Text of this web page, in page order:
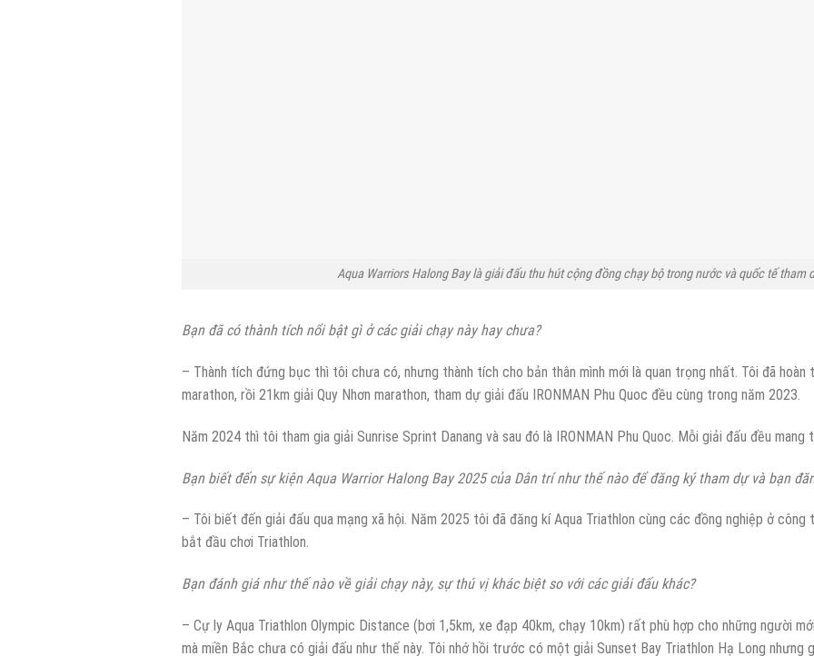
Aqua Warriors Halong Bay là giải đấu thu hút cộng đồng chạy bộ trong nước và quốc tế tham
Bạn đã có thành tích nổi bật gì ở các giải chạy này hay chưa?
– Thành tích đứng bục thì tôi chưa có, nhưng thành tích cho bản thân mình mới là quan trọng nhất. Tôi đã hoàn
marathon, rồi 21km giải Quy Nhơn marathon, tham dự giải đấu IRONMAN Phu Quoc đều cùng trong năm 2023.
Năm 2024 thì tôi tham gia giải Sunrise Sprint Danang và sau đó là IRONMAN Phu Quoc. Mỗi giải đấu đều
Bạn biết đến sự kiện Aqua Warrior Halong Bay 2025 của Dân trí như thế nào để đăng ký tham dự và bạn
– Tôi biết đến giải đấu qua mạng xã hội. Năm 2025 tôi đã đăng kí Aqua Triathlon cùng các đồng nghiệp ở công
bắt đầu chơi Triathlon.
Bạn đánh giá như thế nào về giải chạy này, sự thú vị khác biệt so với các giải đấu khác?
– Cự ly Aqua Triathlon Olympic Distance (bơi 1,5km, xe đạp 40km, chạy 10km) rất phù hợp cho những người
mà miền Bắc chưa có giải đấu như thế này. Tôi nhớ hồi trước có một giải Sunset Bay Triathlon Hạ Long nhưng